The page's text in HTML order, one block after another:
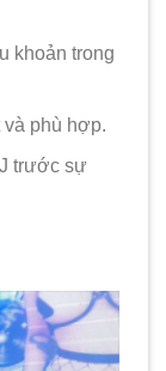
khoản trong
và phù hợp.
trước sự